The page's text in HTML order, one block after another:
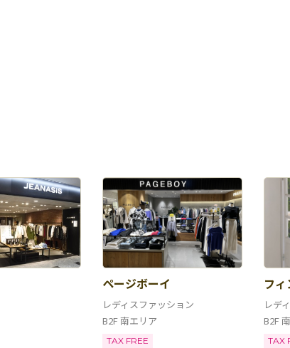
ページボーイ
レディスファッション
B2F 南エリア
TAX FREE
フ
レデ
B2F
TAX